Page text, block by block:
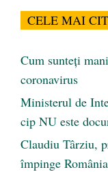
CELE MAI
Cum sunteți
coronavirus
Ministerul de
cip NU este
Claudiu Târziu,
împinge